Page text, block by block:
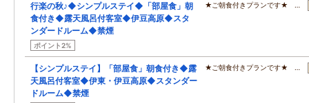
行楽の秋♪◆シンプルステイ◆「部屋食」朝
食付き◆露天風呂付客室◆伊豆高原◆スタ
ンダードルーム◆禁煙
ポイント2%
★ご朝食付きプランです★ …
【シンプルステイ】「部屋食」朝食付き◆露
天風呂付客室◆伊東・伊豆高原◆スタンダー
ドルーム◆禁煙
★ご朝食付きプランです★ …